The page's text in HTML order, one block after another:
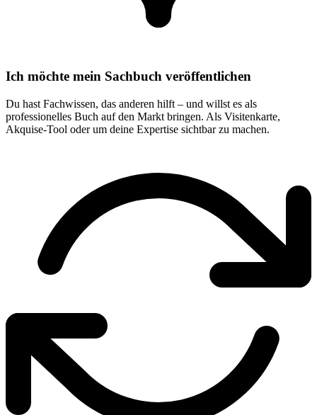
Ich möchte mein Sachbuch veröffentlichen
Du hast Fachwissen, das anderen hilft – und willst es als
professionelles Buch auf den Markt bringen. Als Visitenkarte,
Akquise-Tool oder um deine Expertise sichtbar zu machen.